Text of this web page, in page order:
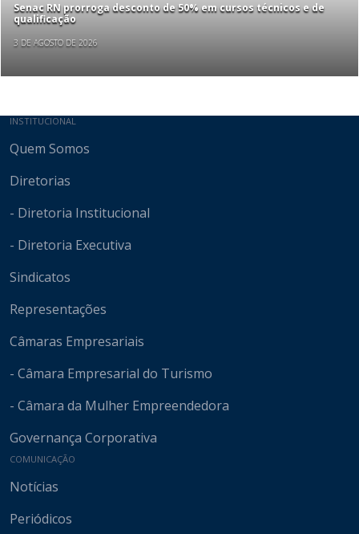
Senac RN prorroga desconto de 50% em cursos técnicos e de
qualificação
3 DE AGOSTO DE 2026
Mapa do site
INSTITUCIONAL
Quem Somos
Diretorias
- Diretoria Institucional
- Diretoria Executiva
Sindicatos
Representações
Câmaras Empresariais
- Câmara Empresarial do Turismo
- Câmara da Mulher Empreendedora
Governança Corporativa
COMUNICAÇÃO
Notícias
Periódicos